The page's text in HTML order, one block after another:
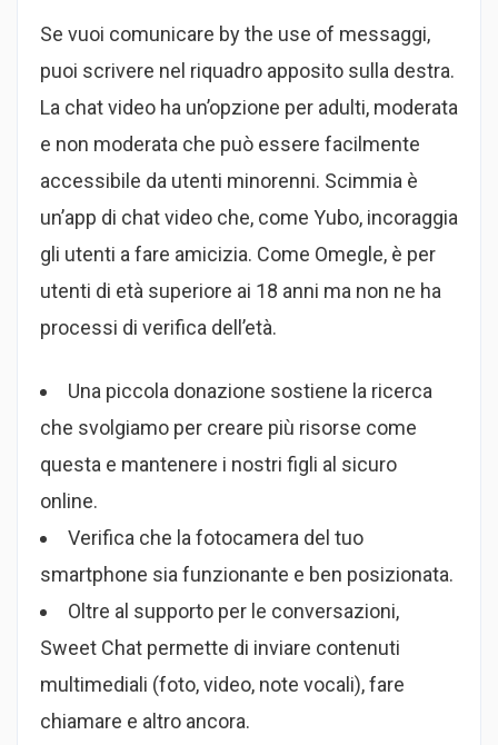
Se vuoi comunicare by the use of messaggi,
puoi scrivere nel riquadro apposito sulla destra.
La chat video ha un’opzione per adulti, moderata
e non moderata che può essere facilmente
accessibile da utenti minorenni. Scimmia è
un’app di chat video che, come Yubo, incoraggia
gli utenti a fare amicizia. Come Omegle, è per
utenti di età superiore ai 18 anni ma non ne ha
processi di verifica dell’età.
Una piccola donazione sostiene la ricerca
che svolgiamo per creare più risorse come
questa e mantenere i nostri figli al sicuro
online.
Verifica che la fotocamera del tuo
smartphone sia funzionante e ben posizionata.
Oltre al supporto per le conversazioni,
Sweet Chat permette di inviare contenuti
multimediali (foto, video, note vocali), fare
chiamare e altro ancora.